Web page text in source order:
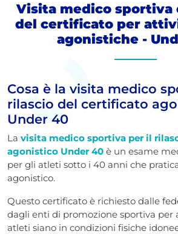
Visita medico sportiva
del certificato per
agonistiche -
Cosa è la visita medico
rilascio del certificato
Under 40
La visita medico sportiva per il
agonistico Under 40 è un esame
per gli atleti sotto i 40 anni che
agonistico.
Questo certificato è richiesto dalle
dagli enti di promozione sportiva per
atleti siano in condizioni fisiche